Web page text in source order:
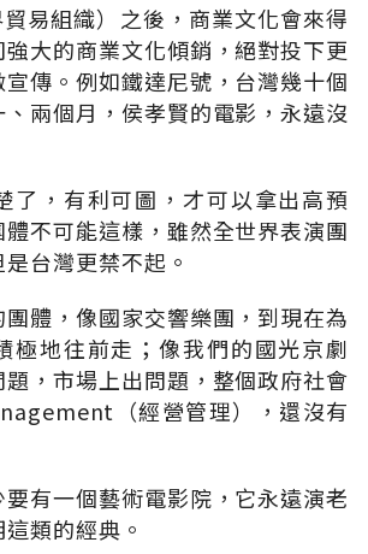
易組織）之後，商業文化會來得
大的商業文化傾銷，絕對投下更
傳。例如鐵達尼號，台灣幾十個
兩個月，侯孝賢的電影，永遠沒
了，有利可圖，才可以拿出高預
不可能這樣，雖然全世界表演團
台灣更禁不起。
體，像國家交響樂團，到現在為
極地往前走；像我們的國光京劇
，市場上出問題，整個政府社會
（經營管理），還沒有
有一個藝術電影院，它永遠演老
類的經典。